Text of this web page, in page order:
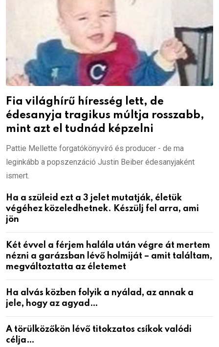
Fia világhírű híresség lett, de
édesanyja tragikus múltja rosszabb,
mint azt el tudnád képzelni
Pattie Mellette forgatókönyvíró és producer - de ma
leginkább a popszenzáció Justin Beiber édesanyjaként
ismert.
Ha a szüleid ezt a 3 jelet mutatják, életük
végéhez közeledhetnek. Készülj fel arra, ami
jön
Két évvel a férjem halála után végre át mertem
nézni a garázsban lévő holmiját – amit találtam,
megváltoztatta az életemet
Ha alvás közben folyik a nyálad, az annak a
jele, hogy az agyad…
A törülközőkön lévő titokzatos csíkok valódi
célja…